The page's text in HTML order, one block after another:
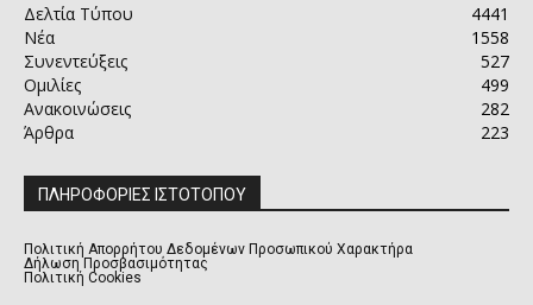
Δελτία Τύπου
4441
Νέα
1558
Συνεντεύξεις
527
Ομιλίες
499
Ανακοινώσεις
282
Άρθρα
223
ΠΛΗΡΟΦΟΡΙΕΣ ΙΣΤΟΤΟΠΟΥ
Πολιτική Απορρήτου Δεδομένων Προσωπικού Χαρακτήρα
Δήλωση Προσβασιμότητας
Πολιτική Cookies